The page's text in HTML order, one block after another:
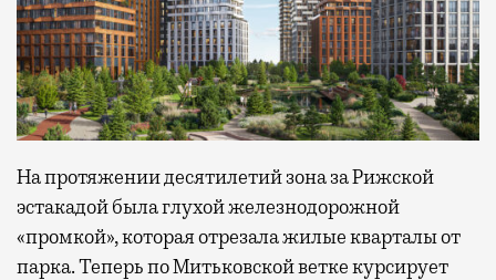
На протяжении десятилетий зона за Рижской
эстакадой была глухой железнодорожной
«промкой», которая отрезала жилые кварталы от
парка. Теперь по Митьковской ветке курсирует